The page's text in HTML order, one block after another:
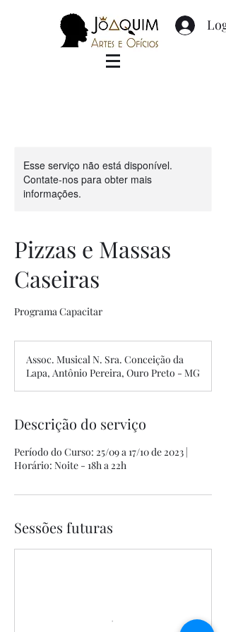
Esse serviço não está disponível.
Contate-nos para obter mais
informações.
Pizzas e Massas
Caseiras
Programa Capacitar
Assoc. Musical N. Sra. Conceição da
Lapa, Antônio Pereira, Ouro Preto - MG
Descrição do serviço
Período do Curso: 25/09 a 17/10 de 2023 |
Horário: Noite - 18h a 22h
Sessões futuras